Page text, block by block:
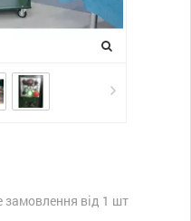
замовлення від 1 шт